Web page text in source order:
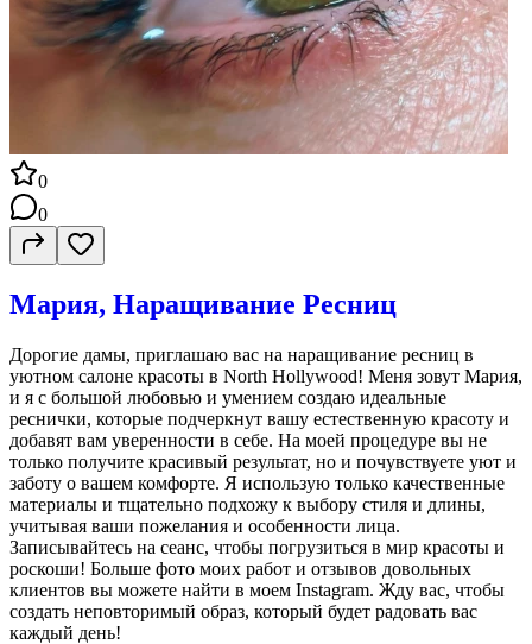
0
0
Мария, Наращивание Ресниц
Дорогие дамы, приглашаю вас на наращивание ресниц в
уютном салоне красоты в North Hollywood! Меня зовут Мария,
и я с большой любовью и умением создаю идеальные
реснички, которые подчеркнут вашу естественную красоту и
добавят вам уверенности в себе. На моей процедуре вы не
только получите красивый результат, но и почувствуете уют и
заботу о вашем комфорте. Я использую только качественные
материалы и тщательно подхожу к выбору стиля и длины,
учитывая ваши пожелания и особенности лица.
Записывайтесь на сеанс, чтобы погрузиться в мир красоты и
роскоши! Больше фото моих работ и отзывов довольных
клиентов вы можете найти в моем Instagram. Жду вас, чтобы
создать неповторимый образ, который будет радовать вас
каждый день!